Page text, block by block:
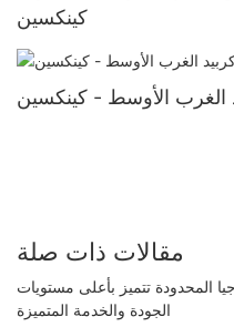
كينكسين
الغرب الأوسط - كينكسين
مقالات ذات صلة
المحدودة تتميز بأعلى مستويات
الجودة والخدمة المتميزة